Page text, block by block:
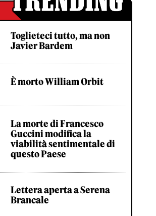
Toglieteci tutto, ma non
Javier Bardem
È morto William Orbit
La morte di Francesco
Guccini modifica la
viabilità sentimentale di
questo Paese
Lettera aperta a Serena
Brancale